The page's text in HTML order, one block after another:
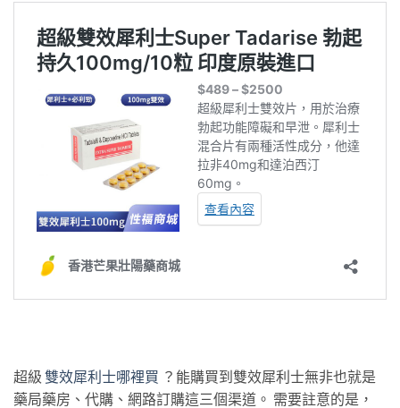
超級 雙效犀利士哪裡買 ？能購買到雙效犀利士無非也就是
藥局藥房、代購、網路訂購這三個渠道。 需要註意的是，